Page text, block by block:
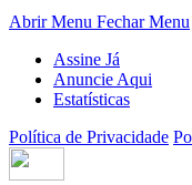
Abrir Menu Fechar Menu
Assine Já
Anuncie Aqui
Estatísticas
Política de Privacidade